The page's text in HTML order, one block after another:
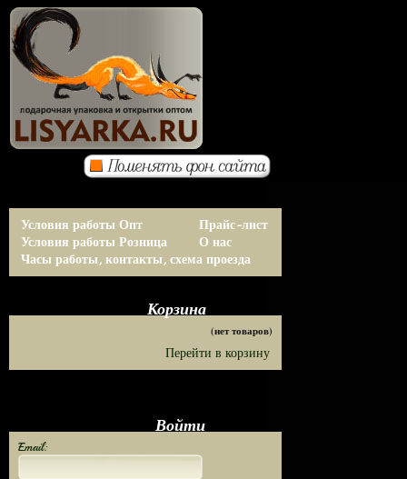
Условия работы Опт
Условия работы Розница
Прайс-лист
О нас
Часы работы, контакты, схема проезда
Корзина
(нет товаров)
Перейти в корзину
Войти
Email: